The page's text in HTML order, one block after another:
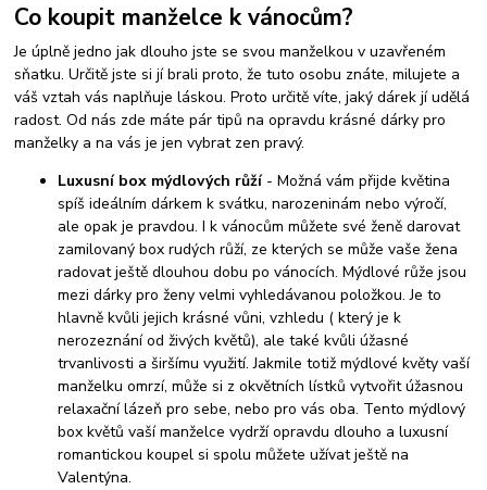
Co koupit manželce k vánocům?
Je úplně jedno jak dlouho jste se svou manželkou v uzavřeném
sňatku. Určitě jste si jí brali proto, že tuto osobu znáte, milujete a
váš vztah vás naplňuje láskou. Proto určitě víte, jaký dárek jí udělá
radost. Od nás zde máte pár tipů na opravdu krásné dárky pro
manželky a na vás je jen vybrat zen pravý.
Luxusní box mýdlových růží- Možná vám přijde květina
spíš ideálním dárkem k svátku, narozeninám nebo výročí,
ale opak je pravdou. I k vánocům můžete své ženě darovat
zamilovaný box rudých růží, ze kterých se může vaše žena
radovat ještě dlouhou dobu po vánocích. Mýdlové růže jsou
mezi dárky pro ženy velmi vyhledávanou položkou. Je to
hlavně kvůli jejich krásné vůni, vzhledu ( který je k
nerozeznání od živých květů), ale také kvůli úžasné
trvanlivosti a širšímu využití. Jakmile totiž mýdlové květy vaší
manželku omrzí, může si z okvětních lístků vytvořit úžasnou
relaxační lázeň pro sebe, nebo pro vás oba. Tento mýdlový
box květů vaší manželce vydrží opravdu dlouho a luxusní
romantickou koupel si spolu můžete užívat ještě na
Valentýna.